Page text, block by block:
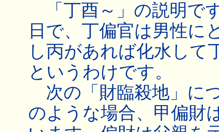
「丁酉～」の説明で
日で、丁偏官は男性に
し丙があれば化水して
というわけです。
次の「財臨殺地」に
のような場合、甲偏財